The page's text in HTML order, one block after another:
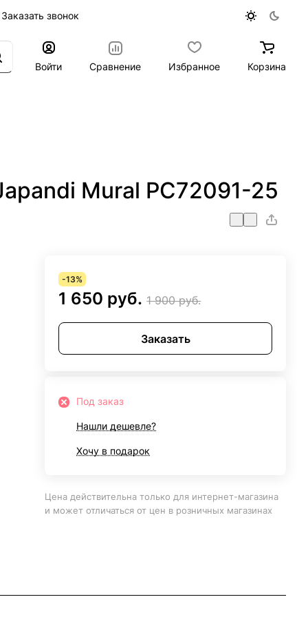
Заказать звонок
Войти Сравнение Избранное Корзина
Mural PC72091-25
-13%
1 650 руб. 1 900 руб.
Заказать
Под заказ
Нашли дешевле?
Хочу в подарок
Цена действительна только для интернет-магазина
и может отличаться от цен в розничных магазинах